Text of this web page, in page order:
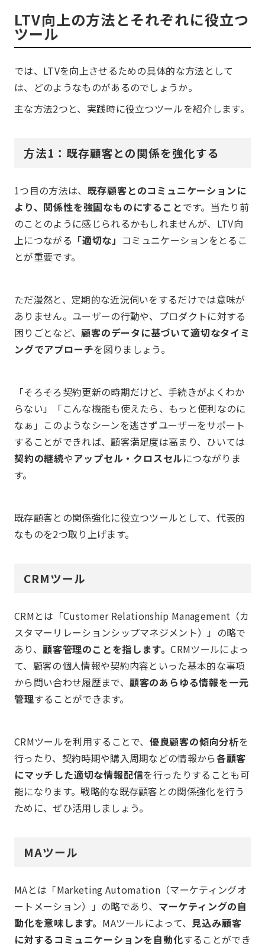
LTV向上の方法とそれぞれに役立つ
ツール
では、LTVを向上させるための具体的な方法として
は、どのようなものがあるのでしょうか。
主な方法2つと、実践時に役立つツールを紹介します。
方法1：既存顧客との関係を強化する
1つ目の方法は、 既存顧客とのコミュニケーションに
より、関係性を強固なものにすることです。当たり前
のことのように感じられるかもしれませんが、LTV向
上につながる 「適切な」 コミュニケーションをとるこ
とが重要です。
ただ漫然と、定期的な近況伺いをするだけでは意味が
ありません。ユーザーの行動や、プロダクトに対する
困りごとなど、顧客のデータに基づいて適切なタイミ
ングでアプローチを図りましょう。
「そろそろ契約更新の時期だけど、手続きがよくわか
らない」「こんな機能も使えたら、もっと便利なのに
なぁ」このようなシーンを逃さずユーザーをサポート
することができれば、顧客満足度は高まり、ひいては
契約の継続やアップセル・クロスセルにつながりま
す。
既存顧客との関係強化に役立つツールとして、代表的
なものを2つ取り上げます。
CRMツール
CRMとは「Customer Relationship Management（カ
スタマーリレーションシップマネジメント）」の略で
あり、 顧客管理のことを指します。CRMツールによっ
て、顧客の個人情報や契約内容といった基本的な事項
から問い合わせ履歴まで、 顧客のあらゆる情報を一元
管理することができます。
CRMツールを利用することで、 優良顧客の傾向分析を
行ったり、契約時期や購入周期などの情報から各顧客
にマッチした適切な情報配信を行ったりすることも可
能になります。戦略的な既存顧客との関係強化を行う
ために、ぜひ活用しましょう。
MAツール
MAとは「Marketing Automation（マーケティングオ
ートメーション）」の略であり、 マーケティングの自
動化を意味します。 MAツールによって、 見込み顧客
に対するコミュニケーションを自動化することができ